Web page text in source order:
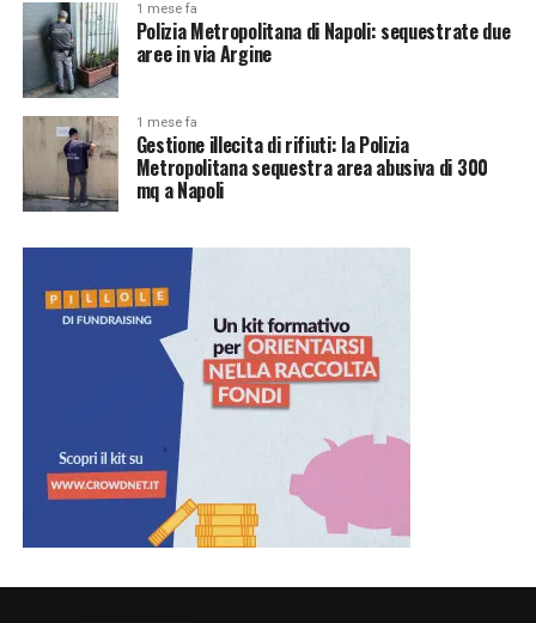
1 mese fa
Polizia Metropolitana di Napoli: sequestrate due
aree in via Argine
1 mese fa
Gestione illecita di rifiuti: la Polizia
Metropolitana sequestra area abusiva di 300
mq a Napoli